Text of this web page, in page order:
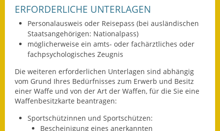
Firmenliste
ERFORDERLICHE UNTERLAGEN
Personalausweis oder Reisepass (bei ausländischen
Staatsangehörigen: Nationalpass)
möglicherweise ein amts- oder fachärztliches oder
fachpsychologisches Zeugnis
Die weiteren erforderlichen Unterlagen sind abhängig
vom Grund Ihres Bedürfnisses zum Erwerb und Besitz
einer Waffe und von der Art der Waffen, für die Sie eine
Waffenbesitzkarte beantragen:
Sportschützinnen und Sportschützen:
Bescheinigung eines anerkannten